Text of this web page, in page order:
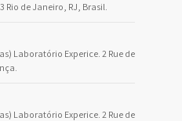
Rio de Janeiro, RJ, Brasil.
Laboratório Experice. 2 Rue de
Laboratório Experice. 2 Rue de